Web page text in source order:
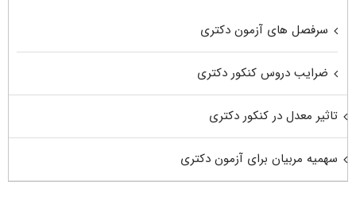
سرفصل های آزمون دکتری
ضرایب دروس کنکور دکتری
تاثیر معدل در کنکور دکتری
سهمیه مربیان برای آزمون دکتری